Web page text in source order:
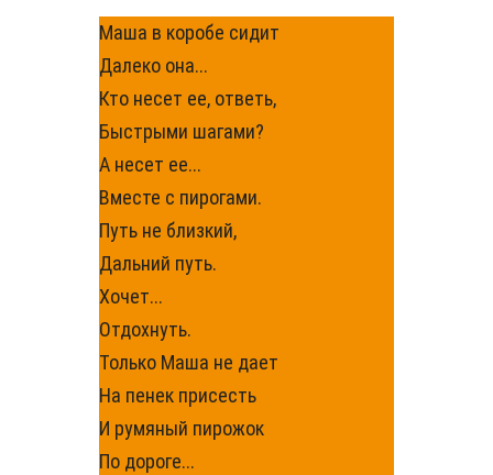
Маша в коробе сидит
Далеко она...
Кто несет ее, ответь,
Быстрыми шагами?
А несет ее...
Вместе с пирогами.
Путь не близкий,
Дальний путь.
Хочет...
Отдохнуть.
Только Маша не дает
На пенек присесть
И румяный пирожок
По дороге...